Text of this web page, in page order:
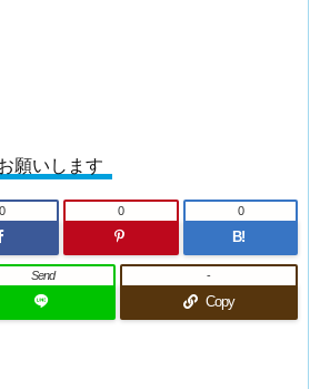
願いします
0 0
B!
0
Send
Copy
-